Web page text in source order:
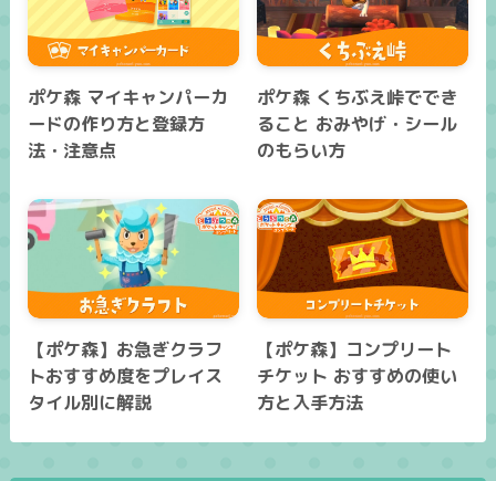
ポケ森 マイキャンパーカ
ードの作り方と登録方
法・注意点
ポケ森 くちぶえ峠ででき
ること おみやげ・シール
のもらい方
【ポケ森】お急ぎクラフ
トおすすめ度をプレイス
タイル別に解説
【ポケ森】コンプリート
チケット おすすめの使い
方と入手方法